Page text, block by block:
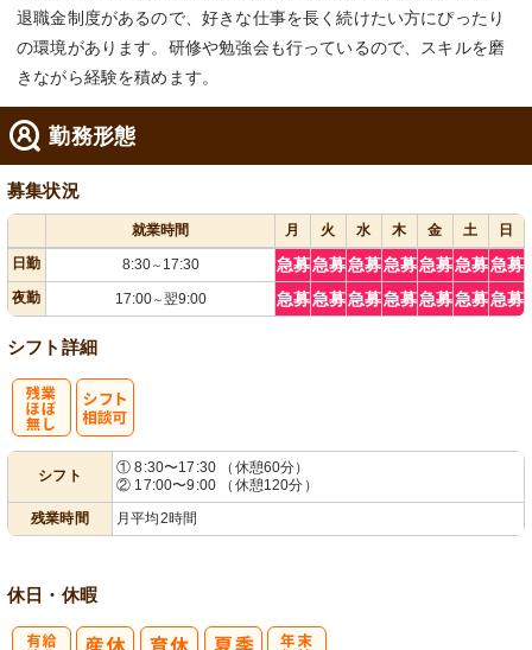
退職金制度があるので、好きな仕事を長く続けたい方にぴったり
の環境があります。研修や勉強会も行っているので、スキルを磨
きながら経験を積めます。
勤務形態
募集状況
就業時間 月 火 水 木 金 土
日
日勤
8:30～ 17:30 急募急募急募急募急募急募急募
夜勤 17:00～翌9:00 急募急募急募急募急募急募急募
シフト詳細
シフト
① 8:30〜17:30 （休憩60分）
② 17:00〜9:00 （休憩120分）
残業時間
月平均2時間
休日・休暇